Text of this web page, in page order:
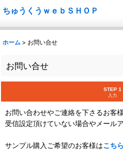
ちゅうくうｗｅｂＳＨＯＰ
ホーム > お問い合せ
お問い合せ
STEP 1
入力
お問い合わせやご連絡を下さるお客
受信設定頂けていない場合やメール
サンプル購入ご希望のお客様はこち